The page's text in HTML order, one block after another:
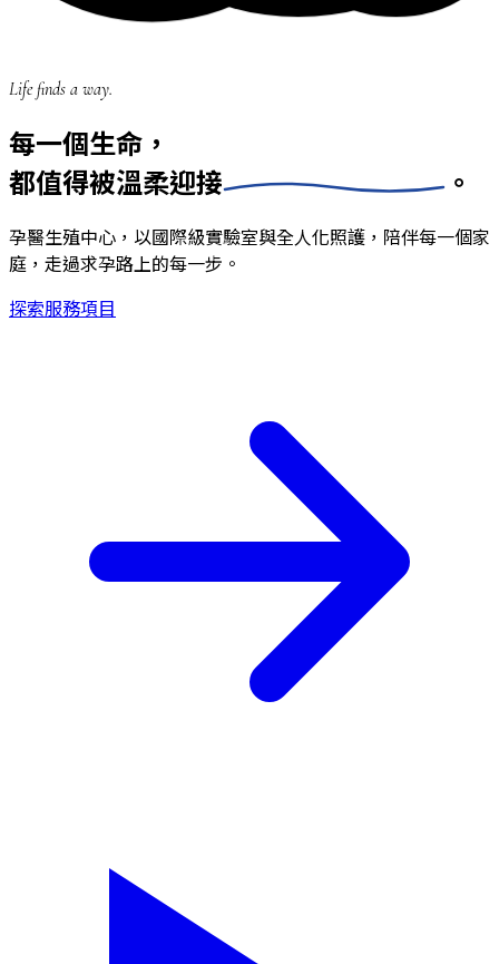
Life finds a way.
每一個生命，
都值得被溫柔迎接 。
孕醫生殖中心，以國際級實驗室與全人化照護，陪伴每一個家
庭，走過求孕路上的每一步。
探索服務項目